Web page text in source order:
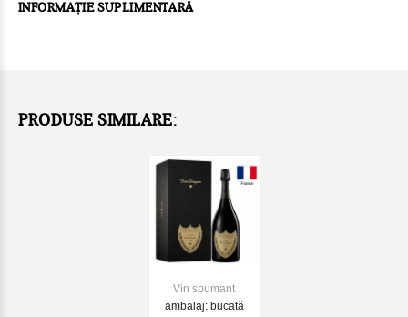
INFORMAȚIE SUPLIMENTARĂ
PRODUSE SIMILARE:
Vin spumant
ambalaj: bucată